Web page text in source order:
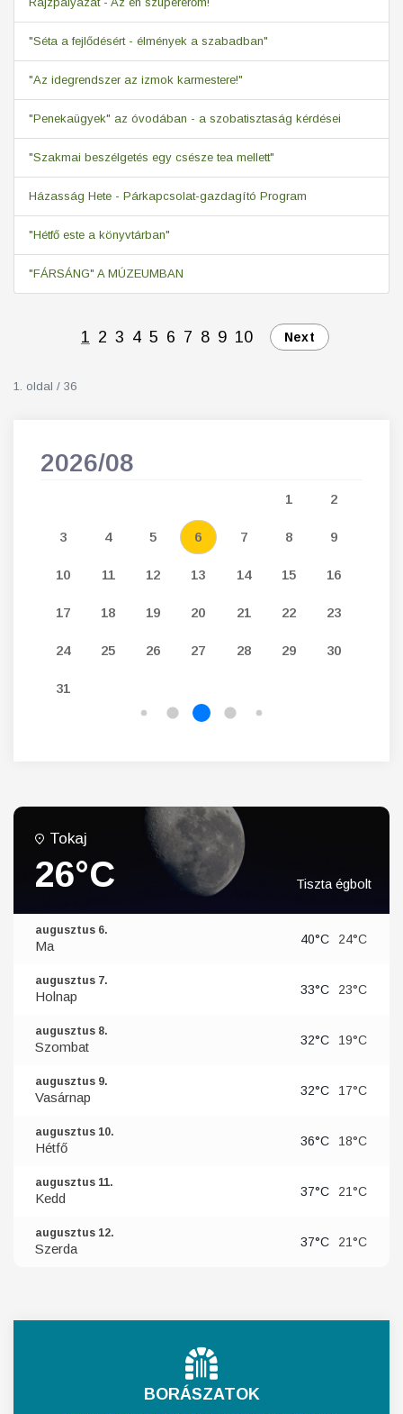
"Séta a fejlődésért - élmények a szabadban"
"Az idegrendszer az izmok karmestere!"
"Penekaügyek" az óvodában - a szobatisztaság kérdései
"Szakmai beszélgetés egy csésze tea mellett"
Házasság Hete - Párkapcsolat-gazdagító Program
"Hétfő este a könyvtárban"
"FÁRSÁNG" A MÚZEUMBAN
1 2 3 4 5 6 7 8 9 10 Next
1. oldal / 36
2026/08
1 2
3 4 5 6 7 8 9
10 11 12 13 14 15 16
17 18 19 20 21 22 23
24 25 26 27 28 29 30
31
Tokaj
26°C Tiszta égbolt
augusztus 6.
Ma 40°C 24°C
augusztus 7.
Holnap 33°C 23°C
augusztus 8.
Szombat 32°C 19°C
augusztus 9.
Vasárnap 32°C 17°C
augusztus 10.
Hétfő 36°C 18°C
augusztus 11.
Kedd 37°C 21°C
augusztus 12.
Szerda 37°C 21°C
BORÁSZATOK